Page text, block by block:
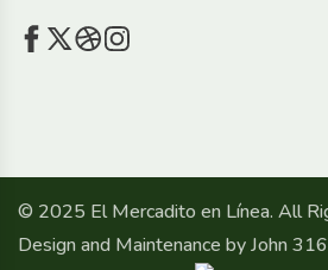
© 2025 El Mercadito en Línea. All
Design and Maintenance by John